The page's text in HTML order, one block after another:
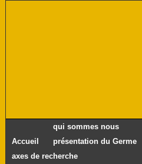
Accueil
qui sommes nous
présentation du Germe
axes de recherche